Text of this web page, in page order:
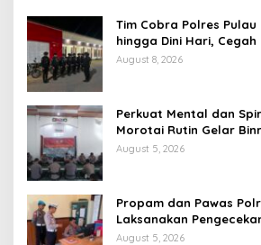
Tim Cobra Polres
hingga Dini Hari, Cegah
Gangguan Kamtibmas
August 8, 2026
Perkuat Mental dan
Morotai Rutin Gelar
Personel Berintegritas
August 5, 2026
Propam dan Pawas
Laksanakan
Pastikan Masyarakat
August 5, 2026